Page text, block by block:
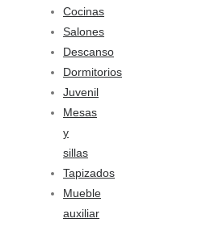
Cocinas
Salones
Descanso
Dormitorios
Juvenil
Mesas
y
sillas
Tapizados
Mueble
auxiliar